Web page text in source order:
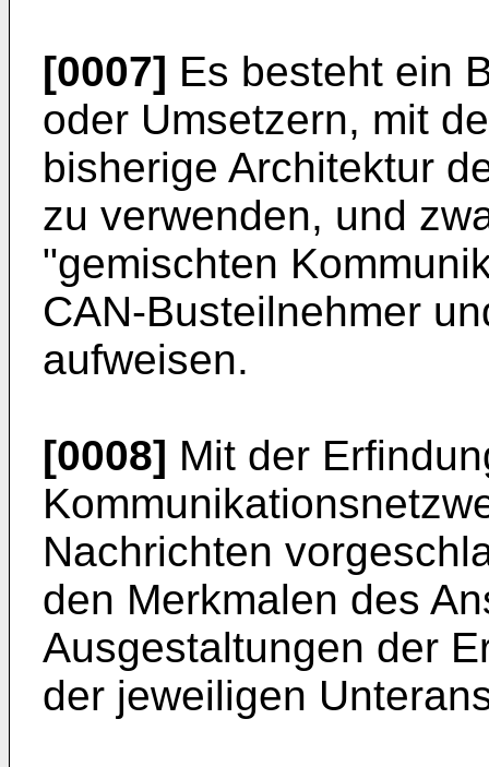
[0007] Es besteht ein
oder Umsetzern, mit
bisherige Architektur
zu verwenden, und
"gemischten
CAN-Busteilnehmer
aufweisen.
[0008] Mit der
Nachrichten
den Merkmalen des
Ausgestaltungen der
der jeweiligen